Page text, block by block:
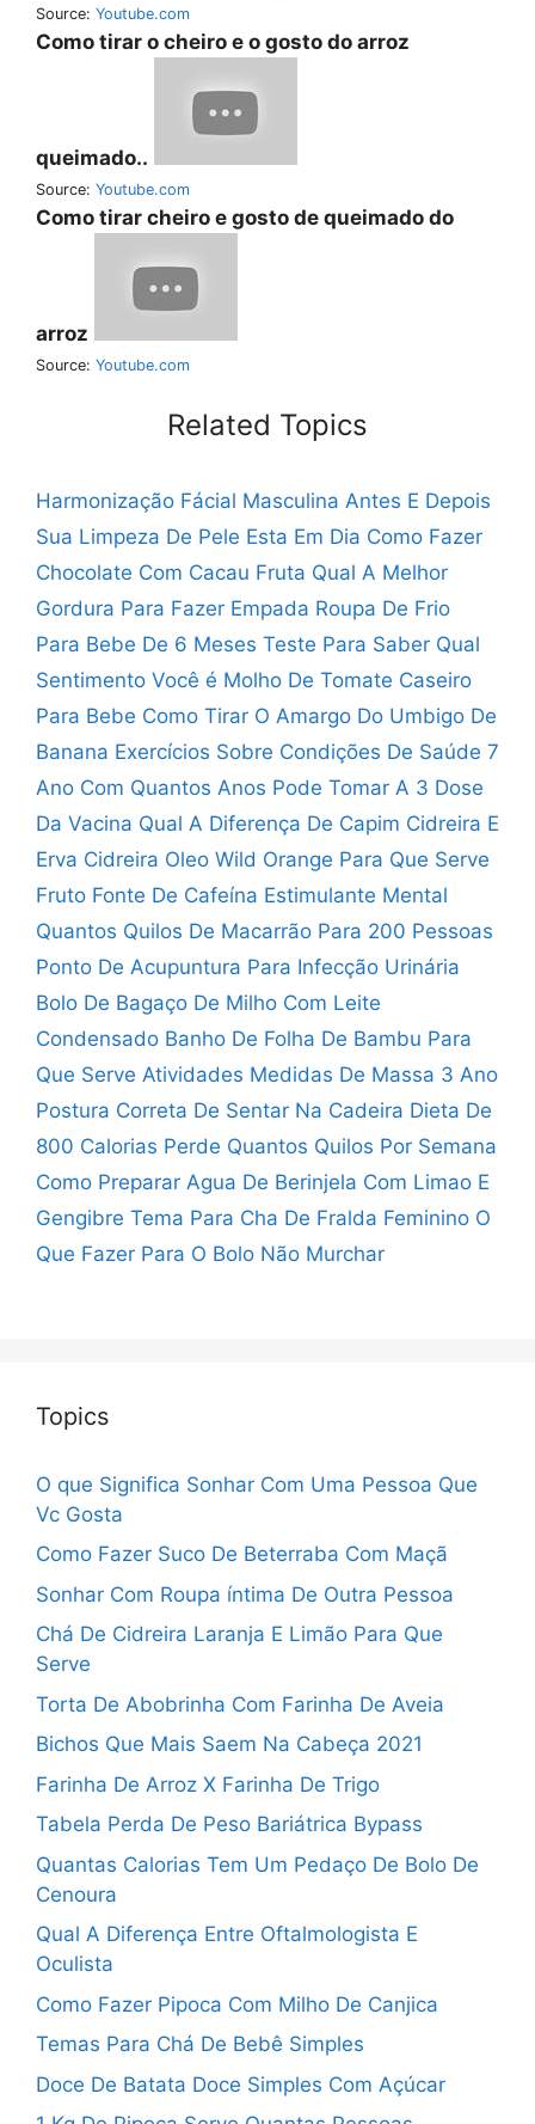
Source: Youtube.com
Como tirar o cheiro e o gosto do arroz
queimado..
Source: Youtube.com
Como tirar cheiro e gosto de queimado do
arroz
Source: Youtube.com
Related Topics
Harmonização Fácial Masculina Antes E Depois
Sua Limpeza De Pele Esta Em Dia Como Fazer
Chocolate Com Cacau Fruta Qual A Melhor
Gordura Para Fazer Empada Roupa De Frio
Para Bebe De 6 Meses Teste Para Saber Qual
Sentimento Você é Molho De Tomate Caseiro
Para Bebe Como Tirar O Amargo Do Umbigo De
Banana Exercícios Sobre Condições De Saúde 7
Ano Com Quantos Anos Pode Tomar A 3 Dose
Da Vacina Qual A Diferença De Capim Cidreira E
Erva Cidreira Oleo Wild Orange Para Que Serve
Fruto Fonte De Cafeína Estimulante Mental
Quantos Quilos De Macarrão Para 200 Pessoas
Ponto De Acupuntura Para Infecção Urinária
Bolo De Bagaço De Milho Com Leite
Condensado Banho De Folha De Bambu Para
Que Serve Atividades Medidas De Massa 3 Ano
Postura Correta De Sentar Na Cadeira Dieta De
800 Calorias Perde Quantos Quilos Por Semana
Como Preparar Agua De Berinjela Com Limao E
Gengibre Tema Para Cha De Fralda Feminino O
Que Fazer Para O Bolo Não Murchar
Topics
O que Significa Sonhar Com Uma Pessoa Que
Vc Gosta
Como Fazer Suco De Beterraba Com Maçã
Sonhar Com Roupa íntima De Outra Pessoa
Chá De Cidreira Laranja E Limão Para Que
Serve
Torta De Abobrinha Com Farinha De Aveia
Bichos Que Mais Saem Na Cabeça 2021
Farinha De Arroz X Farinha De Trigo
Tabela Perda De Peso Bariátrica Bypass
Quantas Calorias Tem Um Pedaço De Bolo De
Cenoura
Qual A Diferença Entre Oftalmologista E
Oculista
Como Fazer Pipoca Com Milho De Canjica
Temas Para Chá De Bebê Simples
Doce De Batata Doce Simples Com Açúcar